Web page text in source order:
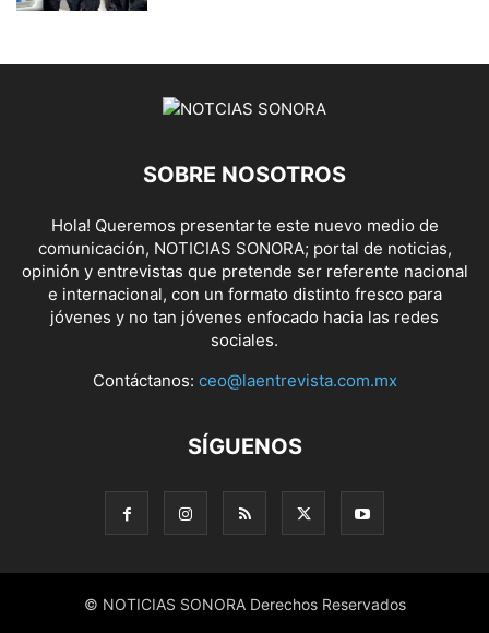
SOBRE NOSOTROS
Hola! Queremos presentarte este nuevo medio de
comunicación, NOTICIAS SONORA; portal de noticias,
opinión y entrevistas que pretende ser referente nacional
e internacional, con un formato distinto fresco para
jóvenes y no tan jóvenes enfocado hacia las redes
sociales.
Contáctanos: ceo@laentrevista.com.mx
SÍGUENOS
© NOTICIAS SONORA Derechos Reservados